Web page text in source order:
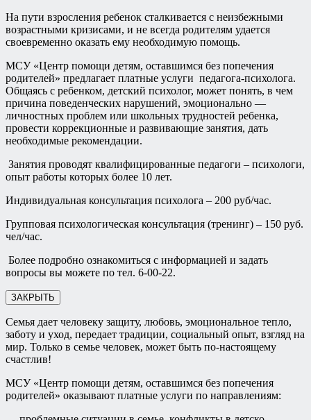
На пути взросления ребенок сталкивается с неизбежными
возрастными кризисами, и не всегда родителям удается
своевременно оказать ему необходимую помощь.
МСУ «Центр помощи детям, оставшимся без попечения
родителей» предлагает платные услуги педагога-психолога.
Общаясь с ребенком, детский психолог, может понять, в чем
причина поведенческих нарушений, эмоционально —
личностных проблем или школьных трудностей ребенка,
провести коррекционные и развивающие занятия, дать
необходимые рекомендации.
Занятия проводят квалифицированные педагоги – психологи,
опыт работы которых более 10 лет.
Индивидуальная консультация психолога – 200 руб/час.
Групповая психологическая консультация (тренинг) – 150 руб.
чел/час.
Более подробно ознакомиться с информацией и задать
вопросы вы можете по тел. 6-00-22.
ЗАКРЫТЬ
Семья дает человеку защиту, любовь, эмоциональное тепло,
заботу и уход, передает традиции, социальный опыт, взгляд на
мир. Только в семье человек, может быть по-настоящему
счастлив!
МСУ «Центр помощи детям, оставшимся без попечения
родителей» оказывают платные услуги по направлениям: